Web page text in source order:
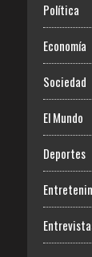
Política
Economía
Sociedad
El Mundo
Deportes